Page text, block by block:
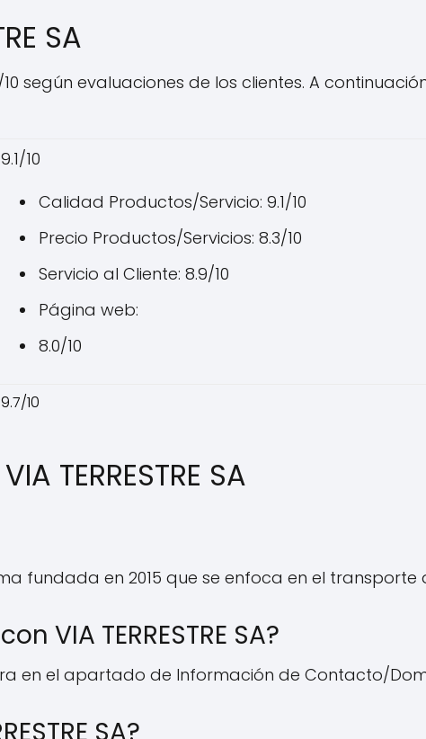
SA
según evaluaciones de los clientes. A
9.1/10
Calidad Productos/Servicio: 9.1/10
Precio Productos/Servicios: 8.3/10
Servicio al Cliente: 8.9/10
Página web:
8.0/10
9.7/10
TERRESTRE SA
fundada en 2015 que se enfoca en el transporte
VIA TERRESTRE SA?
en el apartado de Información de Contacto/